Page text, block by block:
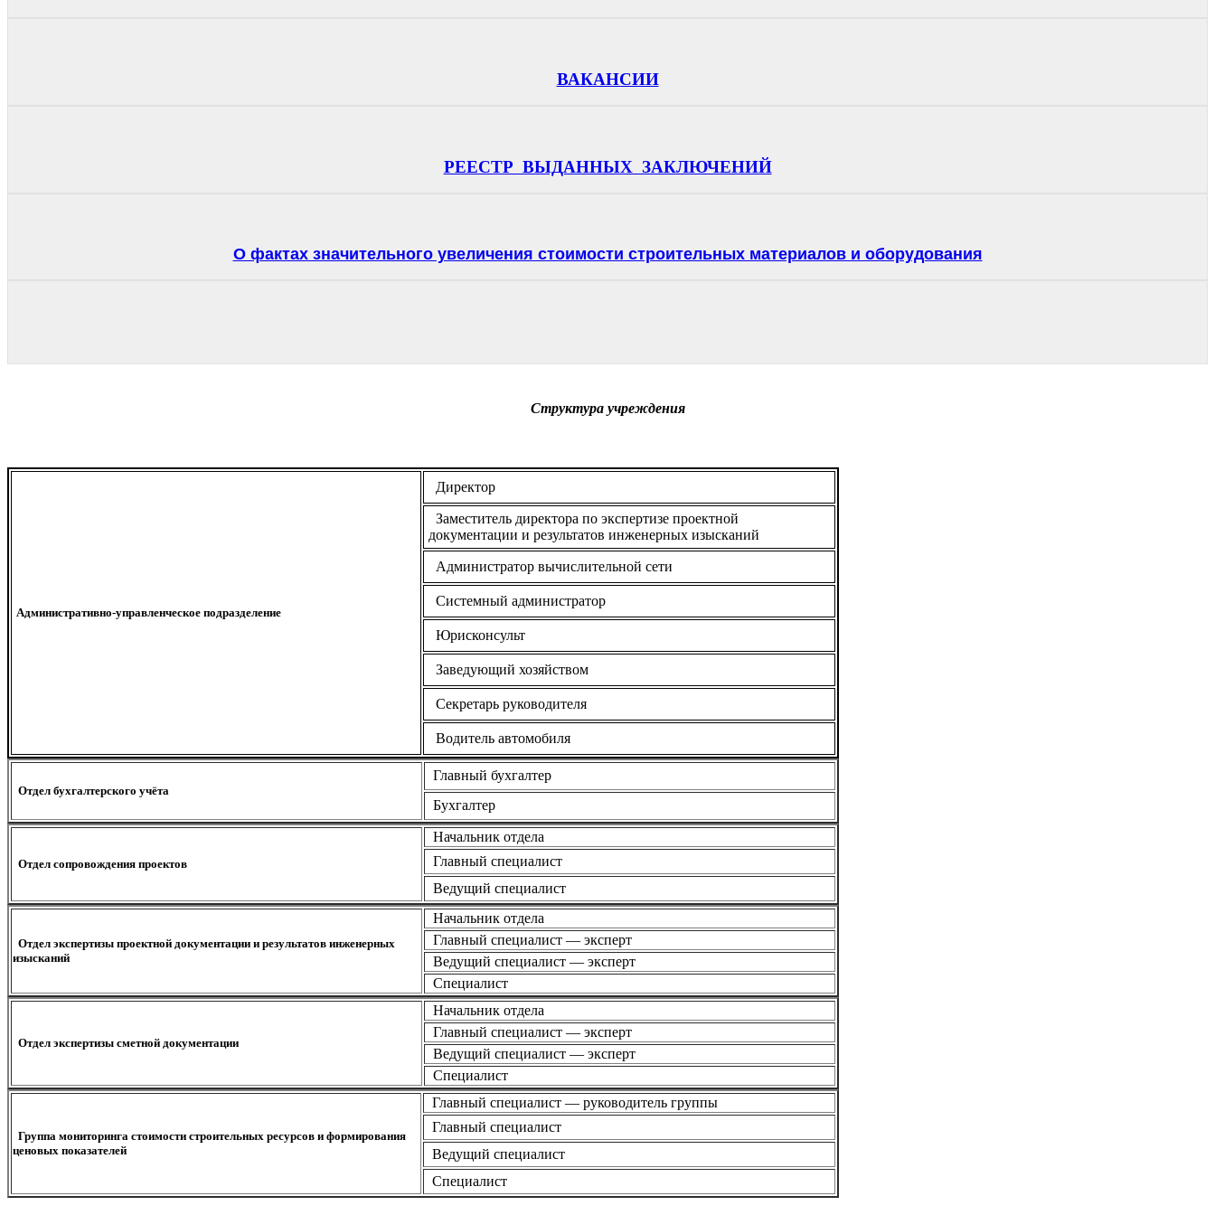
ВАКАНСИИ
РЕЕСТР ВЫДАННЫХ ЗАКЛЮЧЕНИЙ
О фактах значительного увеличения стоимости строительных материалов и оборудования
Структура учреждения
Административно-управленческое подразделение
Директор
Заместитель директора по экспертизе проектной
документации и результатов инженерных изысканий
Администратор вычислительной сети
Системный администратор
Юрисконсульт
Заведующий хозяйством
Секретарь руководителя
Водитель автомобиля
Отдел бухгалтерского учёта
Главный бухгалтер
Бухгалтер
Отдел сопровождения проектов
Начальник отдела
Главный специалист
Ведущий специалист
Отдел экспертизы проектной документации и результатов инженерных
изысканий
Начальник отдела
Главный специалист — эксперт
Ведущий специалист — эксперт
Специалист
Отдел экспертизы сметной документации
Начальник отдела
Главный специалист — эксперт
Ведущий специалист — эксперт
Специалист
Группа мониторинга стоимости строительных ресурсов и формирования
ценовых показателей
Главный специалист — руководитель группы
Главный специалист
Ведущий специалист
Специалист